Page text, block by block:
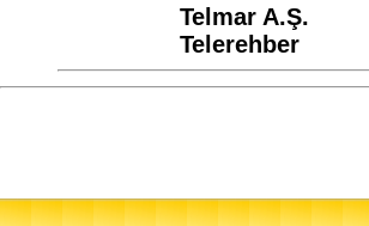
Telmar A.Ş.
Telerehber